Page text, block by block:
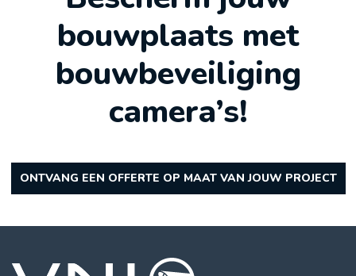
bouwplaats met
bouwbeveiliging
camera’s!
ONTVANG EEN OFFERTE OP MAAT VAN JOUW PROJECT